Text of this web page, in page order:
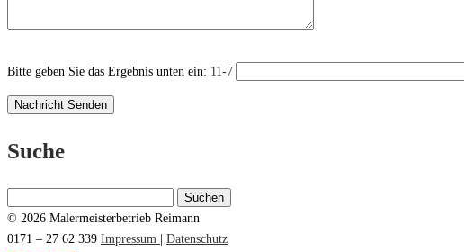
Bitte geben Sie das Ergebnis unten ein: 11-7
Suche
nach:
© 2026 Malermeisterbetrieb Reimann
0171 – 27 62 339 Impressum
Datenschutz